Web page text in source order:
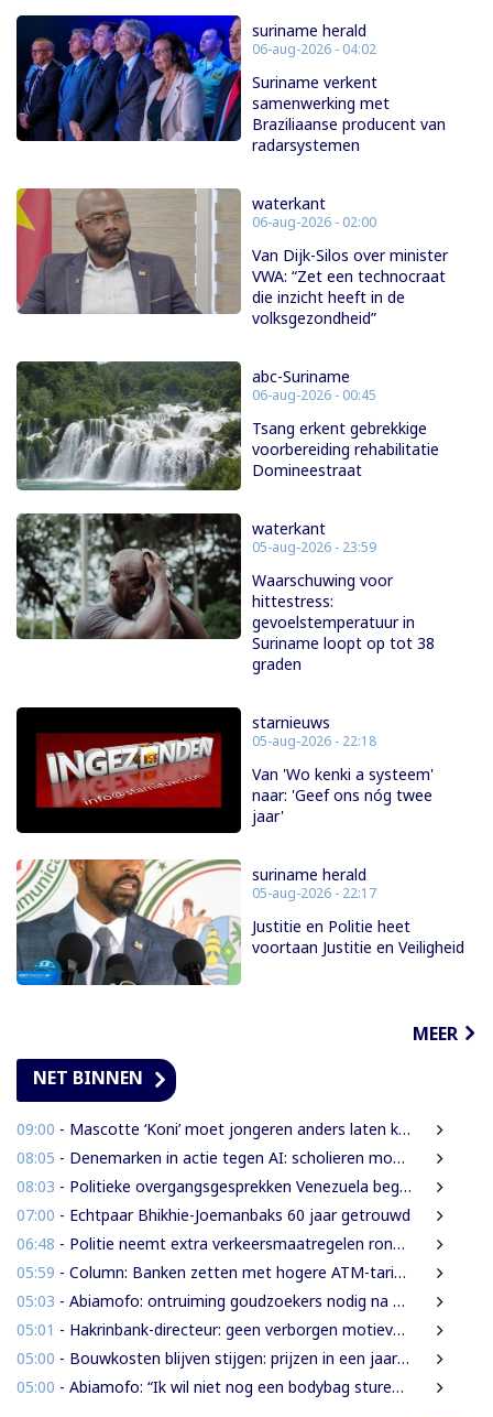
suriname herald
06-aug-2026 - 04:02
Suriname verkent
samenwerking met
Braziliaanse producent van
radarsystemen
waterkant
06-aug-2026 - 02:00
Van Dijk-Silos over minister
VWA: “Zet een technocraat
die inzicht heeft in de
volksgezondheid”
abc-Suriname
06-aug-2026 - 00:45
Tsang erkent gebrekkige
voorbereiding rehabilitatie
Domineestraat
waterkant
05-aug-2026 - 23:59
Waarschuwing voor
hittestress:
gevoelstemperatuur in
Suriname loopt op tot 38
graden
starnieuws
05-aug-2026 - 22:18
Van 'Wo kenki a systeem'
naar: 'Geef ons nóg twee
jaar'
suriname herald
05-aug-2026 - 22:17
Justitie en Politie heet
voortaan Justitie en Veiligheid
MEER
NET BINNEN
09:00 - Mascotte ‘Koni’ moet jongeren anders laten kijken naar Surinaamse houtsector
08:05 - Denemarken in actie tegen AI: scholieren moeten extra mondelinge examens doen
08:03 - Politieke overgangsgesprekken Venezuela beginnen zonder Machado
07:00 - Echtpaar Bhikhie-Joemanbaks 60 jaar getrouwd
06:48 - Politie neemt extra verkeersmaatregelen rond afgesloten Domineestraat
05:59 - Column: Banken zetten met hogere ATM-tarieven digitale economie op achterstand
05:03 - Abiamofo: ontruiming goudzoekers nodig na dodelijke risico’s in Moeroekreek en 21 Bergi
05:01 - Hakrinbank-directeur: geen verborgen motieven bij verkoop DSB-belang
05:00 - Bouwkosten blijven stijgen: prijzen in een jaar tijd gemiddeld 7,3% hoger
05:00 - Abiamofo: “Ik wil niet nog een bodybag sturen naar dat gebied”